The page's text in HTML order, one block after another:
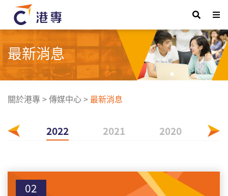
最新消息
關於港專>傳媒中心> 最新消息
2022 2021 2020
02